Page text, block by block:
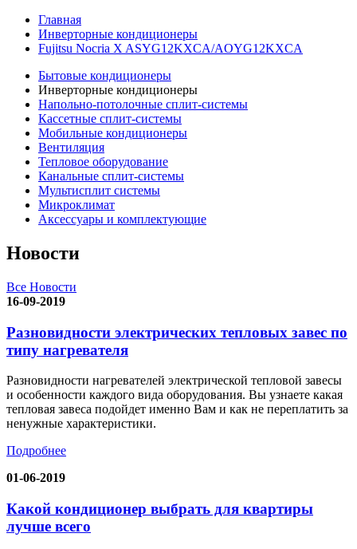
Главная
Инверторные кондиционеры
Fujitsu Nocria X ASYG12KXCA/AOYG12KXCA
Бытовые кондиционеры
Инверторные кондиционеры
Напольно-потолочные сплит-системы
Кассетные сплит-системы
Мобильные кондиционеры
Вентиляция
Тепловое оборудование
Канальные сплит-системы
Мультисплит системы
Микроклимат
Аксессуары и комплектующие
Новости
Все Новости
16-09-2019
Разновидности электрических тепловых завес по
типу нагревателя
Разновидности нагревателей электрической тепловой завесы
и особенности каждого вида оборудования. Вы узнаете какая
тепловая завеса подойдет именно Вам и как не переплатить за
ненужные характеристики.
Подробнее
01-06-2019
Какой кондиционер выбрать для квартиры
лучше всего